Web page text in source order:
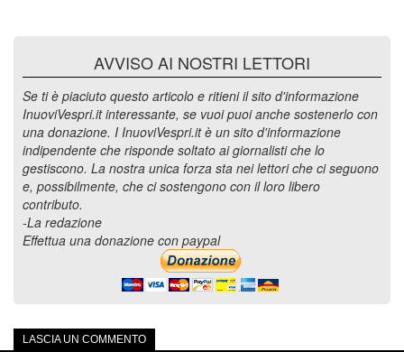
AVVISO AI NOSTRI LETTORI
Se ti è piaciuto questo articolo e ritieni il sito d'informazione
InuoviVespri.it interessante, se vuoi puoi anche sostenerlo con
una donazione. I InuoviVespri.it è un sito d'informazione
indipendente che risponde soltato ai giornalisti che lo
gestiscono. La nostra unica forza sta nei lettori che ci seguono
e, possibilmente, che ci sostengono con il loro libero
contributo.
-La redazione
Effettua una donazione con paypal
LASCIA UN COMMENTO